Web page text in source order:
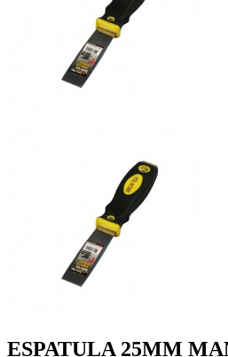
ESPATULA 25MM